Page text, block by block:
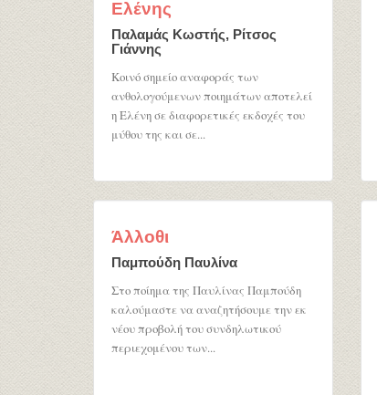
Ελένης
Παλαμάς Κωστής, Ρίτσος
Γιάννης
Κοινό σημείο αναφοράς των
ανθολογούμενων ποιημάτων αποτελεί
η Ελένη σε διαφορετικές εκδοχές του
μύθου της και σε...
Άλλοθι
Παμπούδη Παυλίνα
Στο ποίημα της Παυλίνας Παμπούδη
καλούμαστε να αναζητήσουμε την εκ
νέου προβολή του συνδηλωτικού
περιεχομένου των...